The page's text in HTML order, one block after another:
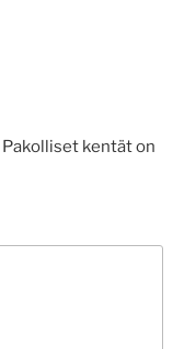
Pakolliset kentät on